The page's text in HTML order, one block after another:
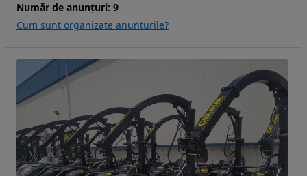
Număr de anunțuri: 9
Cum sunt organizate anunturile?